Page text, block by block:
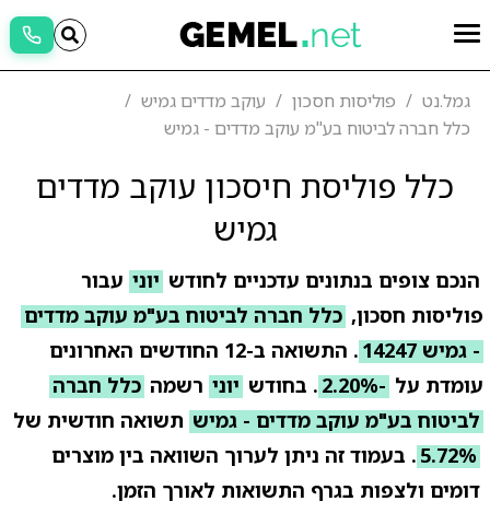
גמל.נט פוליסות חסכון
עוקב מדדים גמיש
כלל חברה לביטוח בע"מ עוקב מדדים - גמיש
כלל פוליסת חיסכון עוקב מדדים
גמיש
הנכם צופים בנתונים עדכניים לחודש יוני עבור
פוליסות חסכון, כלל חברה לביטוח בע"מ עוקב מדדים
- גמיש 14247
. התשואה ב-12 החודשים האחרונים
עומדת על -2.20% . בחודש יוני רשמה כלל חברה
לביטוח בע"מ עוקב מדדים - גמיש תשואה חודשית של
5.72% . בעמוד זה ניתן לערוך השוואה בין מוצרים
דומים ולצפות בגרף התשואות לאורך הזמן.